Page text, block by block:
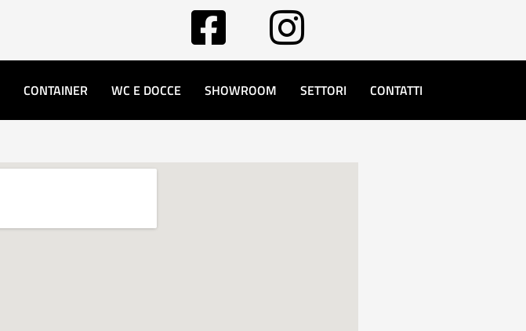
CONTAINER WC E DOCCE SHOWROOM SETTORI CONTATTI